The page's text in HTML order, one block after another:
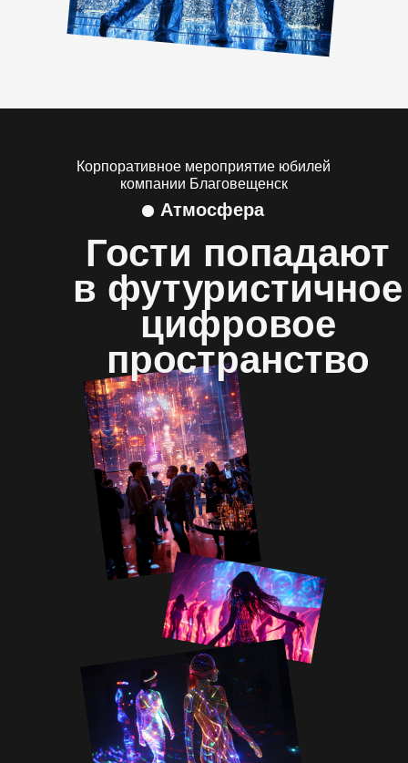
Атмосфера
Гости попадают
в футуристичное
цифровое
пространство
Корпоративное мероприятие юбилей
компании Благовещенск